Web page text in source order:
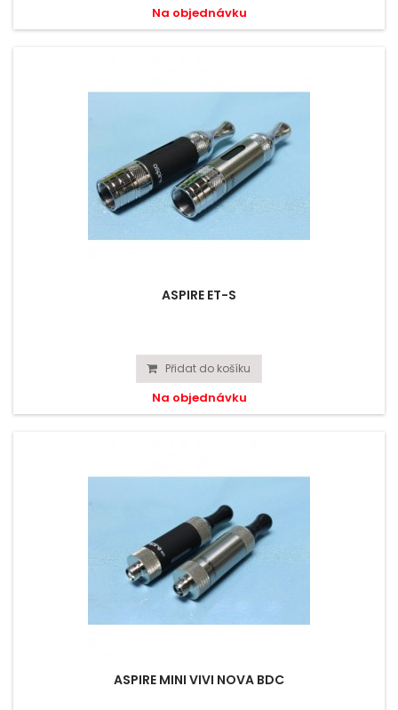
Na objednávku
ASPIRE ET-S
Přidat do košíku
Na objednávku
ASPIRE MINI VIVI NOVA BDC